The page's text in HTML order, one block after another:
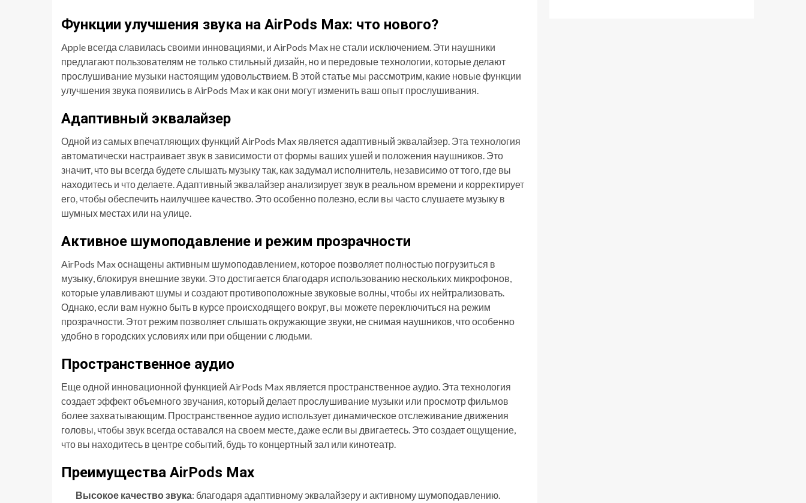
Функции улучшения звука на AirPods Max: что нового?
Apple всегда славилась своими инновациями, и AirPods Max не стали исключением. Эти наушники
предлагают пользователям не только стильный дизайн, но и передовые технологии, которые делают
прослушивание музыки настоящим удовольствием. В этой статье мы рассмотрим, какие новые функции
улучшения звука появились в AirPods Max и как они могут изменить ваш опыт прослушивания.
Адаптивный эквалайзер
Одной из самых впечатляющих функций AirPods Max является адаптивный эквалайзер. Эта технология
автоматически настраивает звук в зависимости от формы ваших ушей и положения наушников. Это
значит, что вы всегда будете слышать музыку так, как задумал исполнитель, независимо от того, где вы
находитесь и что делаете. Адаптивный эквалайзер анализирует звук в реальном времени и корректирует
его, чтобы обеспечить наилучшее качество. Это особенно полезно, если вы часто слушаете музыку в
шумных местах или на улице.
Активное шумоподавление и режим прозрачности
AirPods Max оснащены активным шумоподавлением, которое позволяет полностью погрузиться в
музыку, блокируя внешние звуки. Это достигается благодаря использованию нескольких микрофонов,
которые улавливают шумы и создают противоположные звуковые волны, чтобы их нейтрализовать.
Однако, если вам нужно быть в курсе происходящего вокруг, вы можете переключиться на режим
прозрачности. Этот режим позволяет слышать окружающие звуки, не снимая наушников, что особенно
удобно в городских условиях или при общении с людьми.
Пространственное аудио
Еще одной инновационной функцией AirPods Max является пространственное аудио. Эта технология
создает эффект объемного звучания, который делает прослушивание музыки или просмотр фильмов
более захватывающим. Пространственное аудио использует динамическое отслеживание движения
головы, чтобы звук всегда оставался на своем месте, даже если вы двигаетесь. Это создает ощущение,
что вы находитесь в центре событий, будь то концертный зал или кинотеатр.
Преимущества AirPods Max
Высокое качество звука: благодаря адаптивному эквалайзеру и активному шумоподавлению.